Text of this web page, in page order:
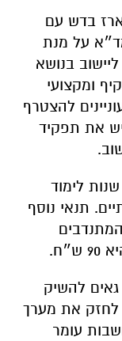
בדש עם
על מנת
בנושא
ומקצועי
להצטרף
את תפקיד
הקורס מיועד לבני 21 ומעלה עם 12 שנות לימוד
תנאי נוסף
להשיק
לחזק את מערך
עומר